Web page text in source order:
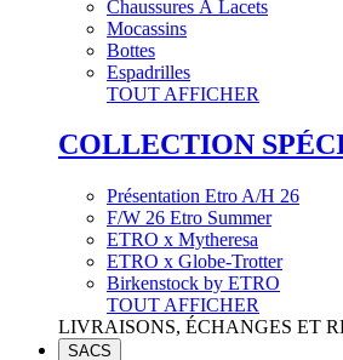
Chaussures À Lacets
Mocassins
Bottes
Espadrilles
TOUT AFFICHER
COLLECTION
Présentation Etro A/H 26
F/W 26 Etro Summer
ETRO x Mytheresa
ETRO x Globe-Trotter
Birkenstock by ETRO
TOUT AFFICHER
LIVRAISONS, ÉCHANGES ET
SACS